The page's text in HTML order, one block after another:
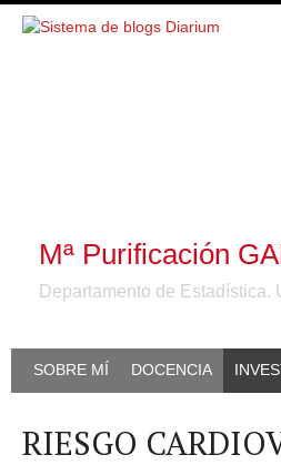
Mª Purificación
Departamento de
SOBRE MÍ DOCENCIA
RIESGO